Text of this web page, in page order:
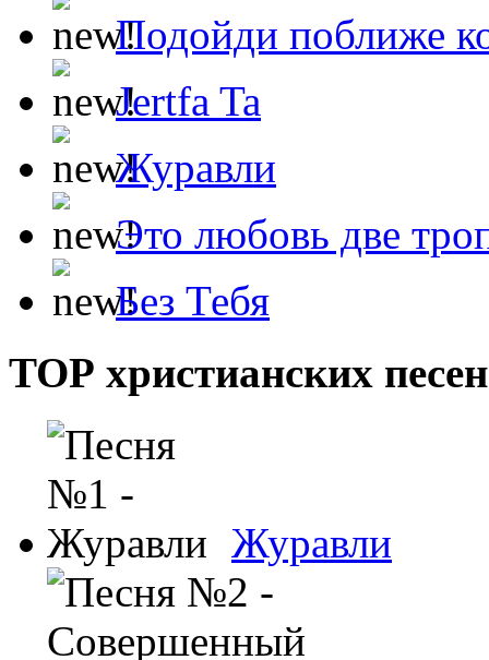
Подойди поближе
Jertfa Ta
Журавли
Это любовь две
Без Тебя
ТОР христианских песен
Журавли